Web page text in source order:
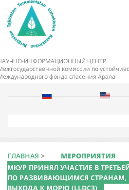
ИНФОРМАЦИОННЫЙ ЦЕНТР
комиссии по
фонда спасения Арала
r
h
ГЛАВНАЯ > МЕРОПРИЯТИЯ
МКУР ПРИНЯЛ УЧАСТИЕ В
ПО РАЗВИВАЮЩИМСЯ
ВЫХОДА К МОРЮ (LLDC3)